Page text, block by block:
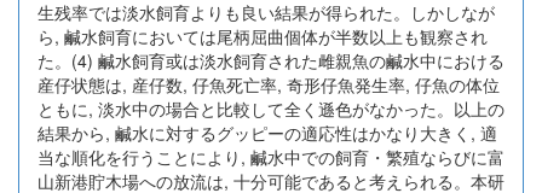
生残率では淡水飼育よりも良い結果が得られた。しかしなが
ら, 鹹水飼育においては尾柄屈曲個体が半数以上も観察され
た。(4) 鹹水飼育或は淡水飼育された雌親魚の鹹水中における
産仔状態は, 産仔数, 仔魚死亡率, 奇形仔魚発生率, 仔魚の体位
ともに, 淡水中の場合と比較して全く遜色がなかった。以上の
結果から, 鹹水に対するグッピーの適応性はかなり大きく, 適
当な順化を行うことにより, 鹹水中での飼育・繁殖ならびに富
山新港貯木場への放流は, 十分可能であると考えられる。本研